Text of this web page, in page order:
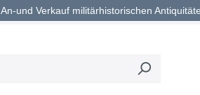
An-und Verkauf militärhistorischen